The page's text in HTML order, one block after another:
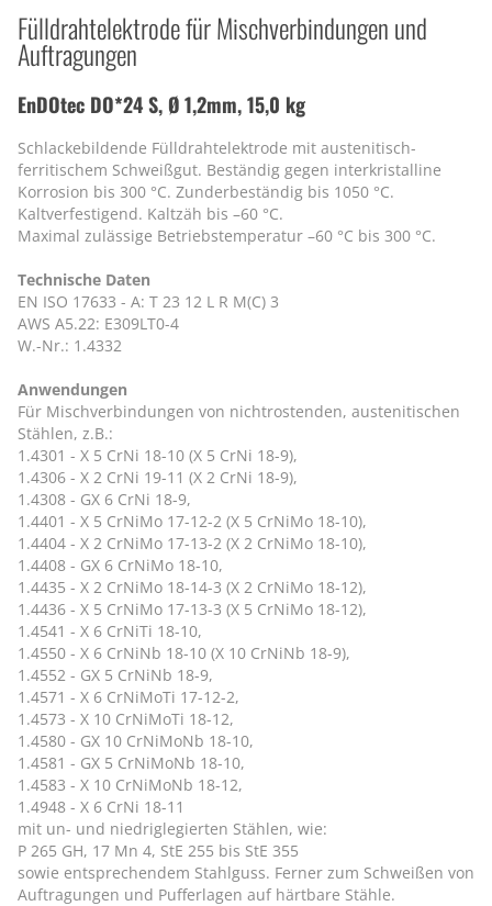
Fülldrahtelektrode für Mischverbindungen und
Auftragungen
EnDOtec DO*24 S, Ø 1,2mm, 15,0 kg
Schlackebildende Fülldrahtelektrode mit austenitisch-
ferritischem Schweißgut. Beständig gegen interkristalline
Korrosion bis 300 °C. Zunderbeständig bis 1050 °C.
Kaltverfestigend. Kaltzäh bis –60 °C.
Maximal zulässige Betriebstemperatur –60 °C bis 300 °C.
Technische Daten
EN ISO 17633 - A: T 23 12 L R M(C) 3
AWS A5.22: E309LT0-4
W.-Nr.: 1.4332
Anwendungen
Für Mischverbindungen von nichtrostenden, austenitischen
Stählen, z.B.:
1.4301 - X 5 CrNi 18-10 (X 5 CrNi 18-9),
1.4306 - X 2 CrNi 19-11 (X 2 CrNi 18-9),
1.4308 - GX 6 CrNi 18-9,
1.4401 - X 5 CrNiMo 17-12-2 (X 5 CrNiMo 18-10),
1.4404 - X 2 CrNiMo 17-13-2 (X 2 CrNiMo 18-10),
1.4408 - GX 6 CrNiMo 18-10,
1.4435 - X 2 CrNiMo 18-14-3 (X 2 CrNiMo 18-12),
1.4436 - X 5 CrNiMo 17-13-3 (X 5 CrNiMo 18-12),
1.4541 - X 6 CrNiTi 18-10,
1.4550 - X 6 CrNiNb 18-10 (X 10 CrNiNb 18-9),
1.4552 - GX 5 CrNiNb 18-9,
1.4571 - X 6 CrNiMoTi 17-12-2,
1.4573 - X 10 CrNiMoTi 18-12,
1.4580 - GX 10 CrNiMoNb 18-10,
1.4581 - GX 5 CrNiMoNb 18-10,
1.4583 - X 10 CrNiMoNb 18-12,
1.4948 - X 6 CrNi 18-11
mit un- und niedriglegierten Stählen, wie:
P 265 GH, 17 Mn 4, StE 255 bis StE 355
sowie entsprechendem Stahlguss. Ferner zum Schweißen von
Auftragungen und Pufferlagen auf härtbare Stähle.